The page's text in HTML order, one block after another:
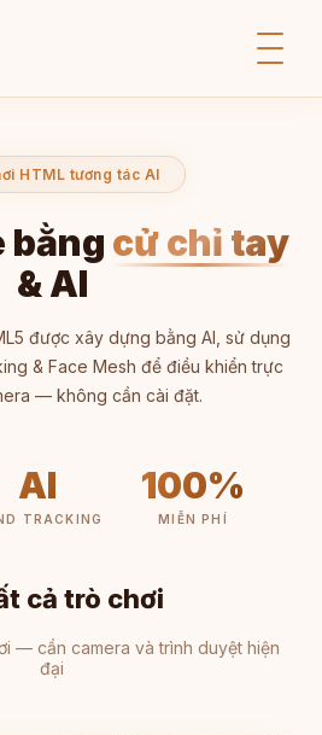
HTML tương tác AI
bằng cử chỉ tay
& AI
được xây dựng bằng AI, sử dụng
& Face Mesh để điều khiển trực
— không cần cài đặt.
AI
TRACKING
100%
MIỄN PHÍ
cả trò chơi
— cần camera và trình duyệt hiện
đại